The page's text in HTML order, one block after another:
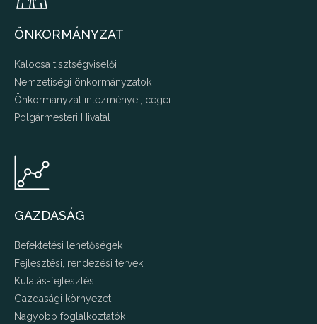
ÖNKORMÁNYZAT
Kalocsa tisztségviselői
Nemzetiségi önkormányzatok
Önkormányzat intézményei, cégei
Polgármesteri Hivatal
GAZDASÁG
Befektetési lehetőségek
Fejlesztési, rendezési tervek
Kutatás-fejlesztés
Gazdasági környezet
Nagyobb foglalkoztatók